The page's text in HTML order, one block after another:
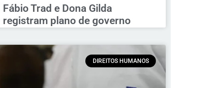
Fábio Trad e Dona Gilda
registram plano de governo
DIREITOS HUMANOS